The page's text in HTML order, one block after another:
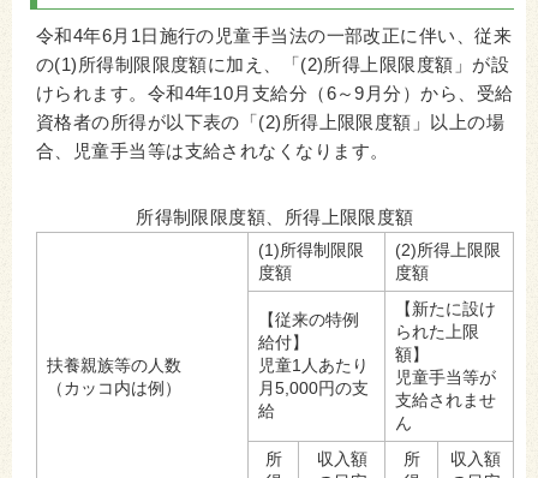
令和4年6月1日施行の児童手当法の一部改正に伴い、従来
の(1)所得制限限度額に加え、「(2)所得上限限度額」が設
けられます。令和4年10月支給分（6～9月分）から、受給
資格者の所得が以下表の「(2)所得上限限度額」以上の場
合、児童手当等は支給されなくなります。
所得制限限度額、所得上限限度額
扶養親族等の人数
（カッコ内は例）
(1)所得制限限
度額
(2)所得上限限
度額
【従来の特例
給付】
児童1人あたり
月5,000円の支
給
【新たに設け
られた上限
額】
児童手当等が
支給されませ
ん
所
収入額
所
収入額